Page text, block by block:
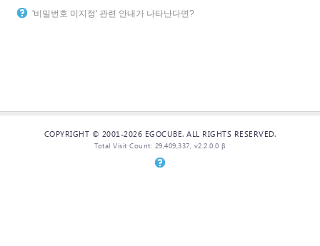
'비밀번호 미지정' 관련 안내가 나타난다면?
COPYRIGHT © 2001-2026 EGOCUBE. ALL RIGHTS RESERVED.
Total Visit Count: 29,409,337, v2.2.0.0 β